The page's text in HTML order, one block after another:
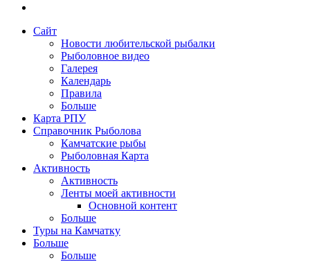
Сайт
Новости любительской рыбалки
Рыболовное видео
Галерея
Календарь
Правила
Больше
Карта РПУ
Справочник Рыболова
Камчатские рыбы
Рыболовная Карта
Активность
Активность
Ленты моей активности
Основной контент
Больше
Туры на Камчатку
Больше
Больше